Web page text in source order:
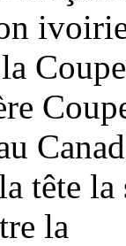
tête
la